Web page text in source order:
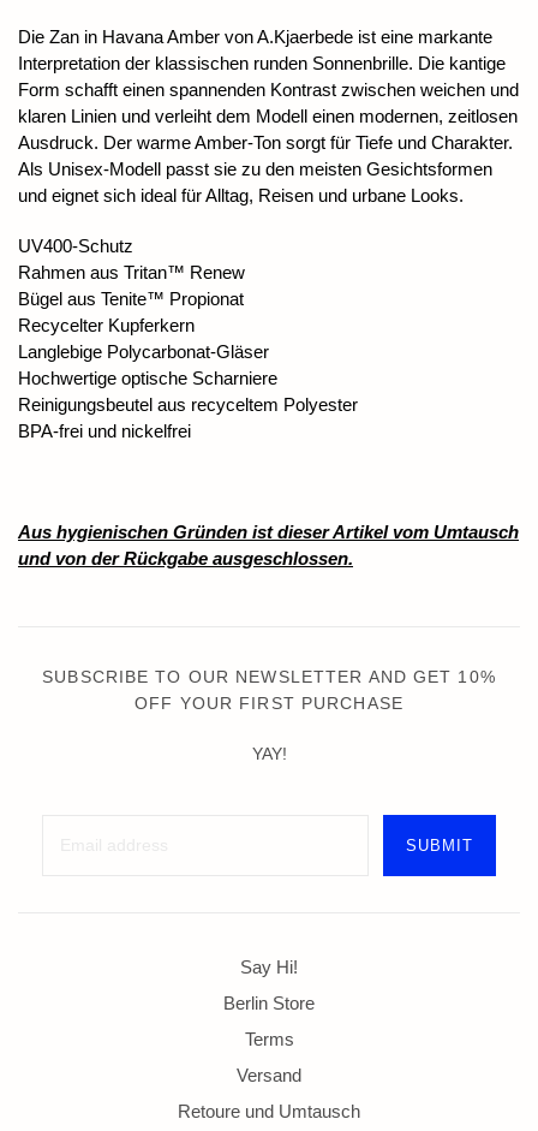
Die Zan in Havana Amber von A.Kjaerbede ist eine markante
Interpretation der klassischen runden Sonnenbrille. Die kantige
Form schafft einen spannenden Kontrast zwischen weichen und
klaren Linien und verleiht dem Modell einen modernen, zeitlosen
Ausdruck. Der warme Amber-Ton sorgt für Tiefe und Charakter.
Als Unisex-Modell passt sie zu den meisten Gesichtsformen
und eignet sich ideal für Alltag, Reisen und urbane Looks.
UV400-Schutz
Rahmen aus Tritan™ Renew
Bügel aus Tenite™ Propionat
Recycelter Kupferkern
Langlebige Polycarbonat-Gläser
Hochwertige optische Scharniere
Reinigungsbeutel aus recyceltem Polyester
BPA-frei und nickelfrei
Aus hygienischen Gründen ist dieser Artikel vom Umtausch
und von der Rückgabe ausgeschlossen.
SUBSCRIBE TO OUR NEWSLETTER AND GET 10%
OFF YOUR FIRST PURCHASE
YAY!
Say Hi!
Berlin Store
Terms
Versand
Retoure und Umtausch